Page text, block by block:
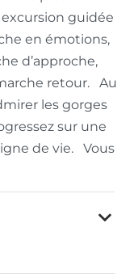
guidée
en émotions,
d’approche,
retour. Au
les gorges
sur une
de vie. Vous